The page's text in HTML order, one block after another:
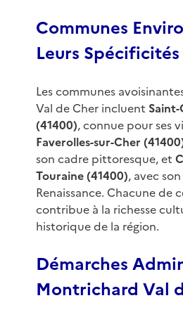
Communes
Leurs Spécificités
Les communes
Val de Cher incluent
(41400), connue pour ses
Faverolles-sur-Cher
son cadre pittoresque, et
Touraine (41400), avec
Renaissance. Chacune de
contribue à la richesse
historique de la région.
Démarches
Montrichard Val